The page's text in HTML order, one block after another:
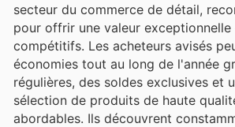
secteur du commerce de détail,
pour offrir une valeur
compétitifs. Les acheteurs avisés
économies tout au long de l'année
régulières, des soldes exclusives et
sélection de produits de haute
abordables. Ils découvrent